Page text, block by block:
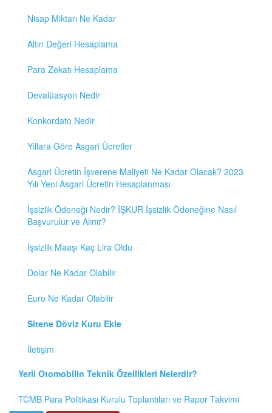
Nisap Miktarı Ne Kadar
Altın Değeri Hesaplama
Para Zekatı Hesaplama
Devalüasyon Nedir
Konkordato Nedir
Yıllara Göre Asgari Ücretler
Asgari Ücretin İşverene Maliyeti Ne Kadar Olacak? 2023
Yılı Yeni Asgari Ücretin Hesaplanması
İşsizlik Ödeneği Nedir? İŞKUR İşsizlik Ödeneğine Nasıl
Başvurulur ve Alınır?
İşsizlik Maaşı Kaç Lira Oldu
Dolar Ne Kadar Olabilir
Euro Ne Kadar Olabilir
Sitene Döviz Kuru Ekle
İletişim
Yerli Otomobilin Teknik Özellikleri Nelerdir?
TCMB Para Politikası Kurulu Toplantıları ve Rapor Takvimi